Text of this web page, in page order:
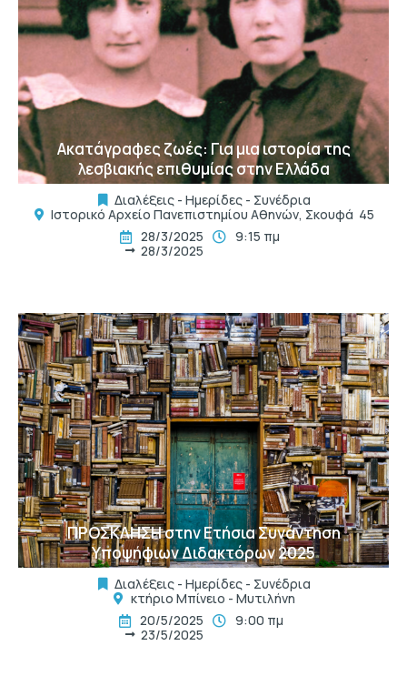
t
Ακατάγραφες ζωές: Για μια ιστορία της
λεσβιακής επιθυμίας στην Ελλάδα
Διαλέξεις - Ημερίδες - Συνέδρια
Ιστορικό Αρχείο Πανεπιστημίου Αθηνών, Σκουφά 45
28/3/2025
28/3/2025
9:15 πμ
t
ΠΡΟΣΚΛΗΣΗ στην Ετήσια Συνάντηση
Υποψήφιων Διδακτόρων 2025
Διαλέξεις - Ημερίδες - Συνέδρια
κτήριο Μπίνειο - Μυτιλήνη
20/5/2025
23/5/2025
9:00 πμ